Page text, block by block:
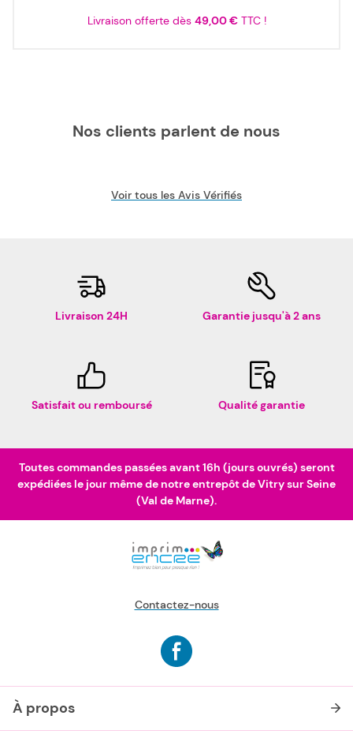
Livraison offerte dès 49,00 €TTC !
Nos clients parlent de nous
Voir tous les Avis Vérifiés
Livraison 24H Garantie jusqu'à 2 ans
Satisfait ou remboursé Qualité garantie
Toutes commandes passées avant 16h (jours ouvrés) seront
expédiées le jour même de notre entrepôt de Vitry sur Seine
(Val de Marne).
Contactez-nous
À propos